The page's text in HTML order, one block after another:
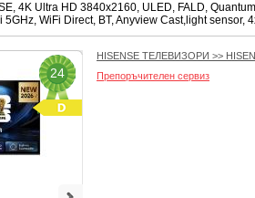
4K Ultra HD 3840x2160, ULED, FALD,
5GHz, WiFi Direct, BT, Anyview Cast,light sensor,
24
HISENSE ТЕЛЕВИЗОРИ >>
Препоръчителен сервиз